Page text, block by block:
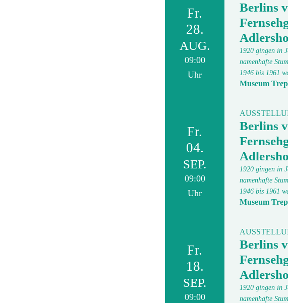
Fr.
28.
AUG.
09:00
Uhr
Berlins
1920 gingen in
namenhafte
1946 bis 1961
Museum
Fr.
04.
SEP.
09:00
Uhr
Berlins
1920 gingen in
namenhafte
1946 bis 1961
Museum
Fr.
18.
SEP.
09:00
Berlins
1920 gingen in
namenhafte